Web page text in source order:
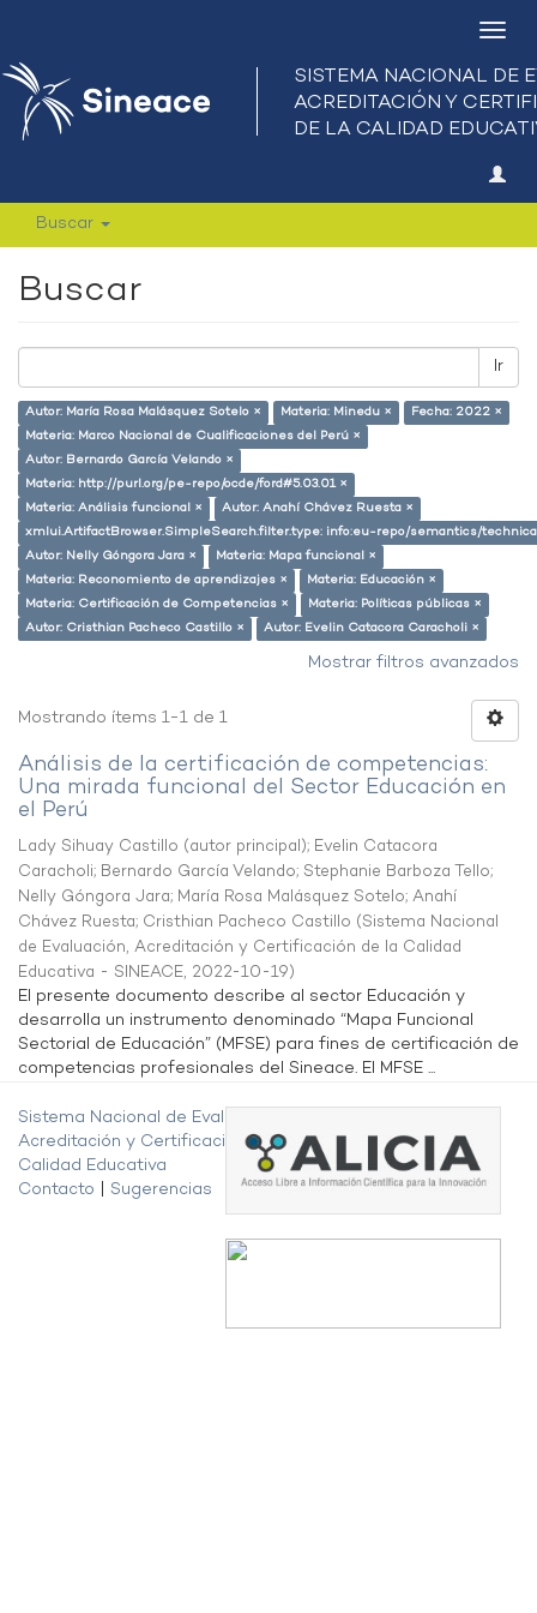
Buscar
Buscar
Ir
Autor: María Rosa Malásquez Sotelo × Materia: Minedu ×
Fecha: 2022 ×
Materia: Marco Nacional de Cualificaciones del Perú ×
Autor: Bernardo García Velando ×
Materia: http://purl.org/pe-repo/ocde/ford#5.03.01 ×
Materia: Análisis funcional ×
Autor: Anahí Chávez Ruesta ×
xmlui.ArtifactBrowser.SimpleSearch.filter.type: info:eu-repo/semantics/
Autor: Nelly Góngora Jara ×
Materia: Mapa funcional ×
Materia: Reconomiento de aprendizajes ×
Materia: Educación ×
Materia: Certificación de Competencias ×
Materia: Políticas públicas ×
Autor: Cristhian Pacheco Castillo ×
Autor: Evelin Catacora Caracholi ×
Mostrar filtros avanzados
Mostrando ítems 1-1 de 1
Análisis de la certificación de competencias:
Una mirada funcional del Sector Educación en
el Perú
Lady Sihuay Castillo (autor principal); Evelin Catacora
Caracholi; Bernardo García Velando; Stephanie Barboza Tello;
Nelly Góngora Jara; María Rosa Malásquez Sotelo; Anahí
Chávez Ruesta; Cristhian Pacheco Castillo (Sistema Nacional
de Evaluación, Acreditación y Certificación de la Calidad
Educativa - SINEACE, 2022-10-19)
El presente documento describe al sector Educación y
desarrolla un instrumento denominado “Mapa Funcional
Sectorial de Educación” (MFSE) para fines de certificación de
competencias profesionales del Sineace. El MFSE ...
Sistema Nacional de Evaluación,
Acreditación y Certificación de la
Calidad Educativa
Contacto
Sugerencias